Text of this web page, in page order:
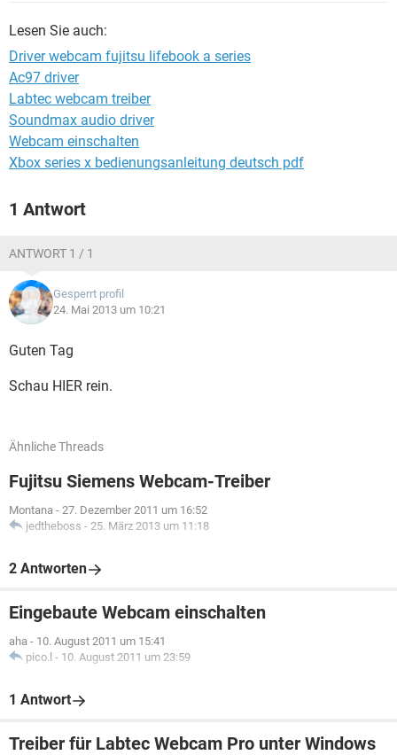
FACEBOOK
Lesen Sie auch:
Driver webcam fujitsu lifebook a series
Ac97 driver
Labtec webcam treiber
Soundmax audio driver
Webcam einschalten
Xbox series x bedienungsanleitung deutsch pdf
1 Antwort
ANTWORT 1 / 1
Gesperrt profil
24. Mai 2013 um 10:21
Guten Tag
Schau HIER rein.
Ähnliche Threads
Fujitsu Siemens Webcam-Treiber
Montana - 27. Dezember 2011 um 16:52
jedtheboss - 25. März 2013 um 11:18
2 Antworten
Eingebaute Webcam einschalten
aha - 10. August 2011 um 15:41
pico.l - 10. August 2011 um 23:59
1 Antwort
Treiber für Labtec Webcam Pro unter Windows